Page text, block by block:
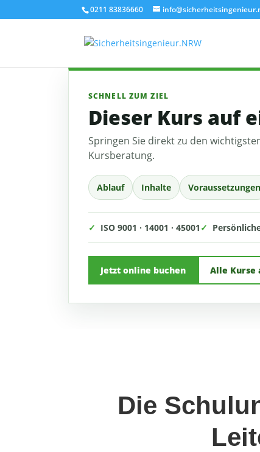
0211 83836660
Anzahl
SCHNELL ZUM ZIEL
Dieser Kurs auf
Springen Sie direkt zu den
Kursberatung.
Ablauf Inhalte Voraussetzungen
✓ ISO 9001 · 14001 · 45001 ✓
Jetzt online buchen Alle Kurse
Die